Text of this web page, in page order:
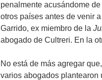
penalmente acusándome
otros países antes de venir
Garrido, ex miembro de la
abogado de Cultreri. En la
No está de más agregar
varios abogados plantearon